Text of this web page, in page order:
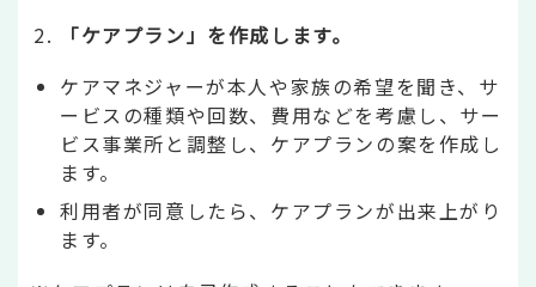
「ケアプラン」を作成します。
ケアマネジャーが本人や家族の希望を聞き、サ
ービスの種類や回数、費用などを考慮し、サー
ビス事業所と調整し、ケアプランの案を作成し
ます。
利用者が同意したら、ケアプランが出来上がり
ます。